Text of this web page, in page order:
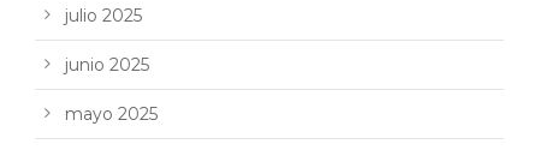
julio 2025
junio 2025
mayo 2025